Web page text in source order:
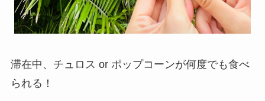
滞在中、チュロス or ポップコーンが何度でも食べ
られる！